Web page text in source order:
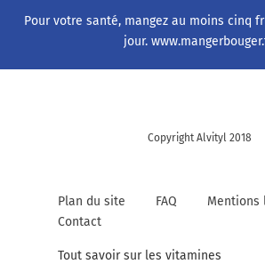
Pour votre santé, mangez au moins cinq
jour.
Copyright Alvityl 2018
Plan du site FAQ
Mentions
Contact
Tout savoir sur les vitamines